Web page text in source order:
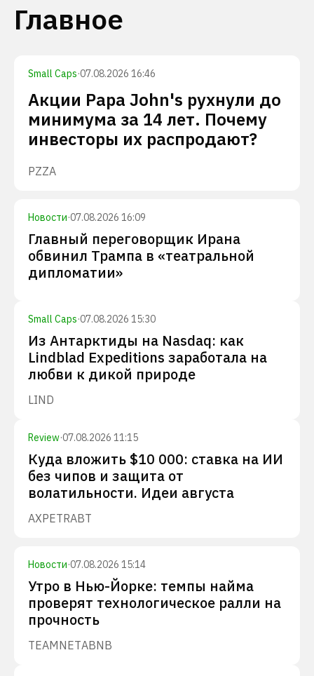
Главное
Small Caps·07.08.2026 16:46
Акции Papa John's рухнули до
минимума за 14 лет. Почему
инвесторы их распродают?
PZZA
Новости·07.08.2026 16:09
Главный переговорщик Ирана
обвинил Трампа в «театральной
дипломатии»
Small Caps·07.08.2026 15:30
Из Антарктиды на Nasdaq: как
Lindblad Expeditions заработала на
любви к дикой природе
LIND
Review·07.08.2026 11:15
Куда вложить $10 000: ставка на ИИ
без чипов и защита от
волатильности. Идеи августа
AXPETRABT
Новости·07.08.2026 15:14
Утро в Нью-Йорке: темпы найма
проверят технологическое ралли на
прочность
TEAMNETABNB